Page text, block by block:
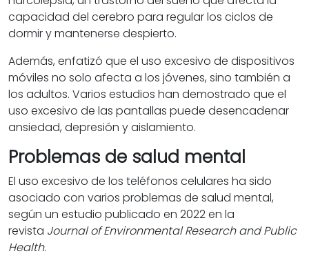
capacidad del cerebro para regular los ciclos de
dormir y mantenerse despierto.
Además, enfatizó que el uso excesivo de dispositivos
móviles no solo afecta a los jóvenes, sino también a
los adultos. Varios estudios han demostrado que el
uso excesivo de las pantallas puede desencadenar
ansiedad, depresión y aislamiento.
Problemas de salud mental
El uso excesivo de los teléfonos celulares ha sido
asociado con varios problemas de salud mental,
según un estudio publicado en 2022 en la
revista Journal of Environmental Research and Public
Health.